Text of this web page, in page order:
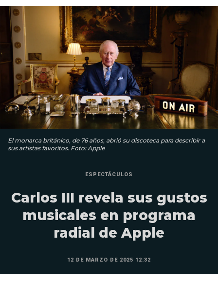
El monarca británico, de 76 años, abrió su discoteca para describir a
sus artistas favoritos. Foto: Apple
ESPECTÁCULOS
Carlos III revela sus gustos
musicales en programa
radial de Apple
12 DE MARZO DE 2025 12:32